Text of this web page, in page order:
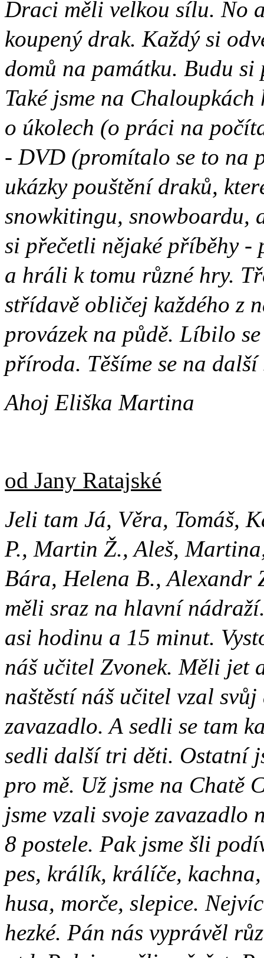
Draci měli velkou sílu. No
koupený drak. Každý si
domů na památku. Budu
Také jsme na
o úkolech (o práci na
- DVD (promítalo se to na
ukázky pouštění draků,
snowkitingu, snowboardu,
si přečetli nějaké příběhy -
a hráli k tomu různé hry.
střídavě obličej každého z
provázek na půdě. Líbilo
příroda. Těšíme se na
Ahoj Eliška Martina
od Jany Ratajské
Jeli tam Já, Věra, Tomáš,
P., Martin Ž., Aleš,
Bára, Helena B., Alexandr
měli sraz na hlavní
asi hodinu a 15 minut.
náš učitel Zvonek. Měli jet
naštěstí náš učitel vzal
zavazadlo. A sedli se tam
sedli další tri děti. Ostatní
pro mě. Už jsme na Chatě
jsme vzali svoje zavazadlo
8 postele. Pak jsme šli
pes, králík, králíče,
husa, morče, slepice.
hezké. Pán nás vyprávěl